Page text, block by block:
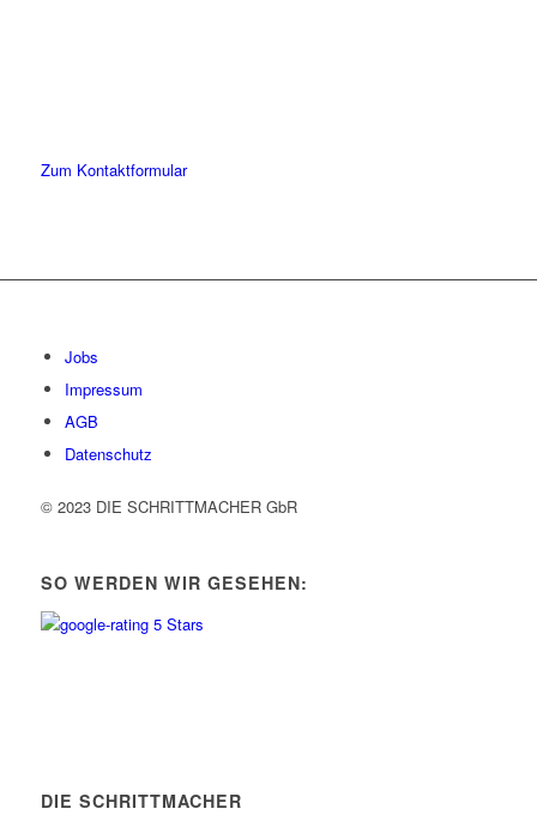
Zum Kontaktformular
Jobs
Impressum
AGB
Datenschutz
© 2023 DIE SCHRITTMACHER GbR
SO WERDEN WIR GESEHEN:
DIE SCHRITTMACHER